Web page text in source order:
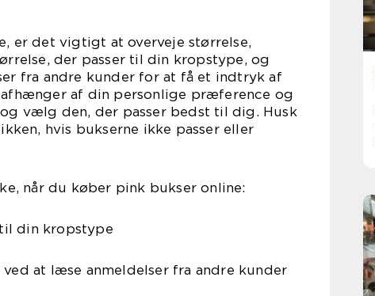
er det vigtigt at overveje størrelse,
der passer til din kropstype, og
fra andre kunder for at få et indtryk af
af din personlige præference og
vælg den, der passer bedst til dig. Husk
hvis bukserne ikke passer eller
når du køber pink bukser online:
din kropstype
at læse anmeldelser fra andre kunder